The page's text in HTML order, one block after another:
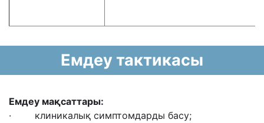
Емдеу тактикасы
Емдеу мақсаттары:
· клиникалық симптомдарды басу;